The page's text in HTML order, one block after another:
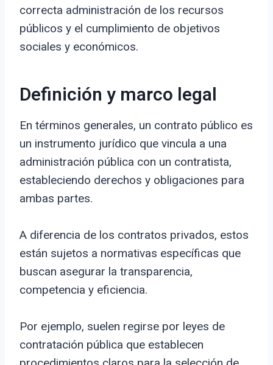
correcta administración de los recursos
públicos y el cumplimiento de objetivos
sociales y económicos.
Definición y marco legal
En términos generales, un contrato público es
un instrumento jurídico que vincula a una
administración pública con un contratista,
estableciendo derechos y obligaciones para
ambas partes.
A diferencia de los contratos privados, estos
están sujetos a normativas específicas que
buscan asegurar la transparencia,
competencia y eficiencia.
Por ejemplo, suelen regirse por leyes de
contratación pública que establecen